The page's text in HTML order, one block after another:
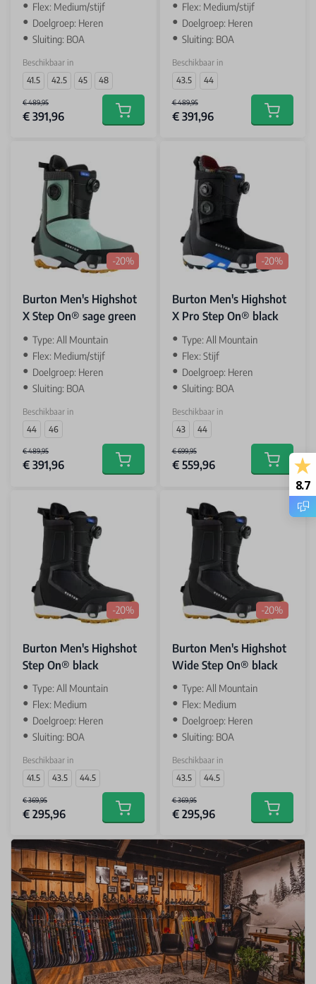
Flex: Medium/stijf
Doelgroep: Heren
Sluiting: BOA
Beschikbaar in
41.5
42.5 45 48
€ 489,95
€ 391,96 Add to cart
Flex: Medium/stijf
Doelgroep: Heren
Sluiting: BOA
Beschikbaar in
43.5
44
€ 489,95
€ 391,96 Add to
-20%
Burton Men's Highshot
X Step On® sage green
Type: All Mountain
Flex: Medium/stijf
Doelgroep: Heren
Sluiting: BOA
Beschikbaar in
44
46
€ 489,95
€ 391,96 Add to cart
-20%
Burton Men's Highshot
X Pro Step On® black
Type: All Mountain
Flex: Stijf
Doelgroep: Heren
Sluiting: BOA
Beschikbaar in
43
44
€ 699,95
€ 559,96 Add to
-20%
Burton Men's Highshot
Step On® black
Type: All Mountain
Flex: Medium
Doelgroep: Heren
Sluiting: BOA
Beschikbaar in
41.5
43.5 44.5
€ 369,95
€ 295,96 Add to cart
-20%
Burton Men's Highshot
Wide Step On® black
Type: All Mountain
Flex: Medium
Doelgroep: Heren
Sluiting: BOA
Beschikbaar in
43.5
44.5
€ 369,95
€ 295,96 Add to
8.7